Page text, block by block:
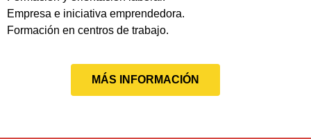
Empresa e iniciativa emprendedora.
Formación en centros de trabajo.
MÁS INFORMACIÓN